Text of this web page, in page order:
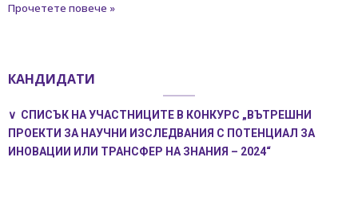
Прочетете повече »
КАНДИДАТИ
∨ СПИСЪК НА УЧАСТНИЦИТЕ В КОНКУРС „ВЪТРЕШНИ
ПРОЕКТИ ЗА НАУЧНИ ИЗСЛЕДВАНИЯ С ПОТЕНЦИАЛ ЗА
ИНОВАЦИИ ИЛИ ТРАНСФЕР НА ЗНАНИЯ – 2024“